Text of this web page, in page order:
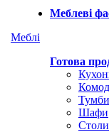
Меблеві
Меблі
Готова
Тумби
Шафи
Столи